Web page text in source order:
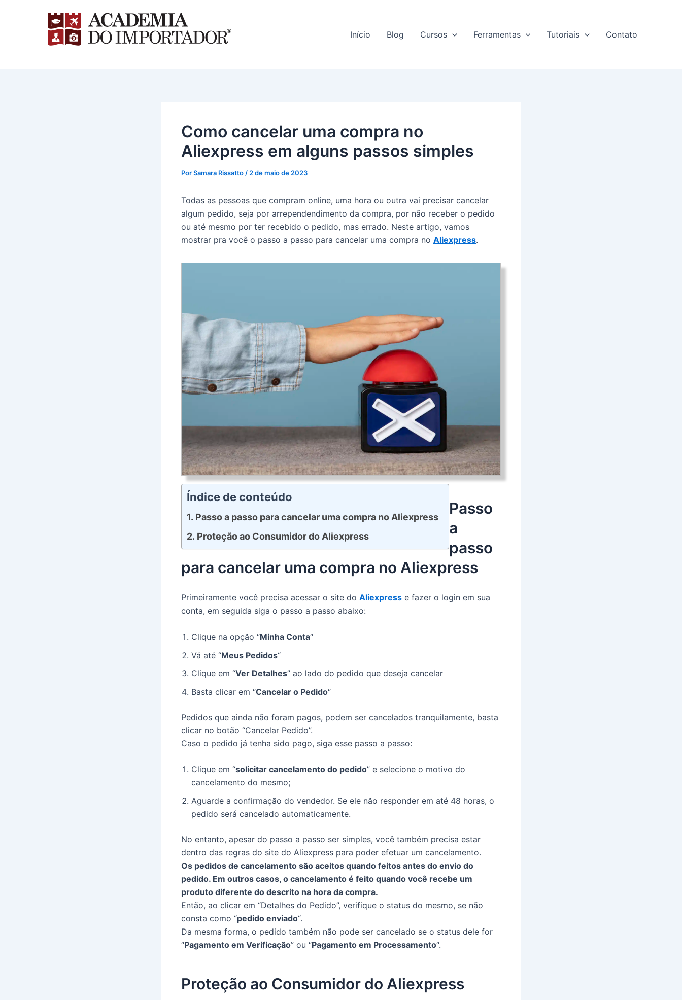
Início Blog Cursos Ferramentas Tutoriais Contato
Como cancelar uma compra no
Aliexpress em alguns passos simples
PorSamara Rissatto / 2 de maio de 2023
Todas as pessoas que compram online, uma hora ou outra vai precisar cancelar
algum pedido, seja por arrependendimento da compra, por não receber o pedido
ou até mesmo por ter recebido o pedido, mas errado. Neste artigo, vamos
mostrar pra você o passo a passo para cancelar uma compra no Aliexpress.
Índice de conteúdo
Passo a passo para cancelar uma compra no Aliexpress
Proteção ao Consumidor do Aliexpress
Passo
a
passo
para cancelar uma compra no Aliexpress
Primeiramente você precisa acessar o site do Aliexpress e fazer o login em sua
conta, em seguida siga o passo a passo abaixo:
Clique na opção “Minha Conta“
Vá até “Meus Pedidos“
Clique em “Ver Detalhes” ao lado do pedido que deseja cancelar
Basta clicar em “Cancelar o Pedido“
Pedidos que ainda não foram pagos, podem ser cancelados tranquilamente, basta
clicar no botão “Cancelar Pedido”.
Caso o pedido já tenha sido pago, siga esse passo a passo:
Clique em “solicitar cancelamento do pedido” e selecione o motivo do
cancelamento do mesmo;
Aguarde a confirmação do vendedor. Se ele não responder em até 48 horas, o
pedido será cancelado automaticamente.
No entanto, apesar do passo a passo ser simples, você também precisa estar
dentro das regras do site do Aliexpress para poder efetuar um cancelamento.
Os pedidos de cancelamento são aceitos quando feitos antes do envio do
pedido. Em outros casos, o cancelamento é feito quando você recebe um
produto diferente do descrito na hora da compra.
Então, ao clicar em “Detalhes do Pedido”, verifique o status do mesmo, se não
consta como “pedido enviado“.
Da mesma forma, o pedido também não pode ser cancelado se o status dele for
“Pagamento em Verificação” ou “Pagamento em Processamento“.
Proteção ao Consumidor do Aliexpress